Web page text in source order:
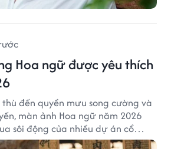
Hoa ngữ được yêu thích
đến quyền mưu song cường và
màn ảnh Hoa ngữ năm 2026
sôi động của nhiều dự án cổ
cao.